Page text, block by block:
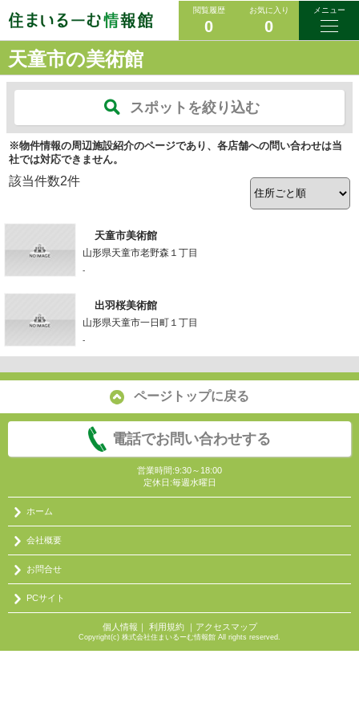
閲覧履歴
0
お気に入り
0
メニュー
天童市の美術館
スポットを絞り込む
※物件情報の周辺施設紹介のページであり、各店舗への問い合わせは当
社では対応できません。
該当件数2件
天童市美術館
山形県天童市老野森１丁目
-
出羽桜美術館
山形県天童市一日町１丁目
-
ページトップに戻る
電話でお問い合わせする
営業時間:9:30～18:00
定休日:毎週水曜日
ホーム
会社概要
お問合せ
PCサイト
個人情報 利用規約｜ アクセスマップ
Copyright(c) 株式会社住まいるーむ情報館 All rights reserved.